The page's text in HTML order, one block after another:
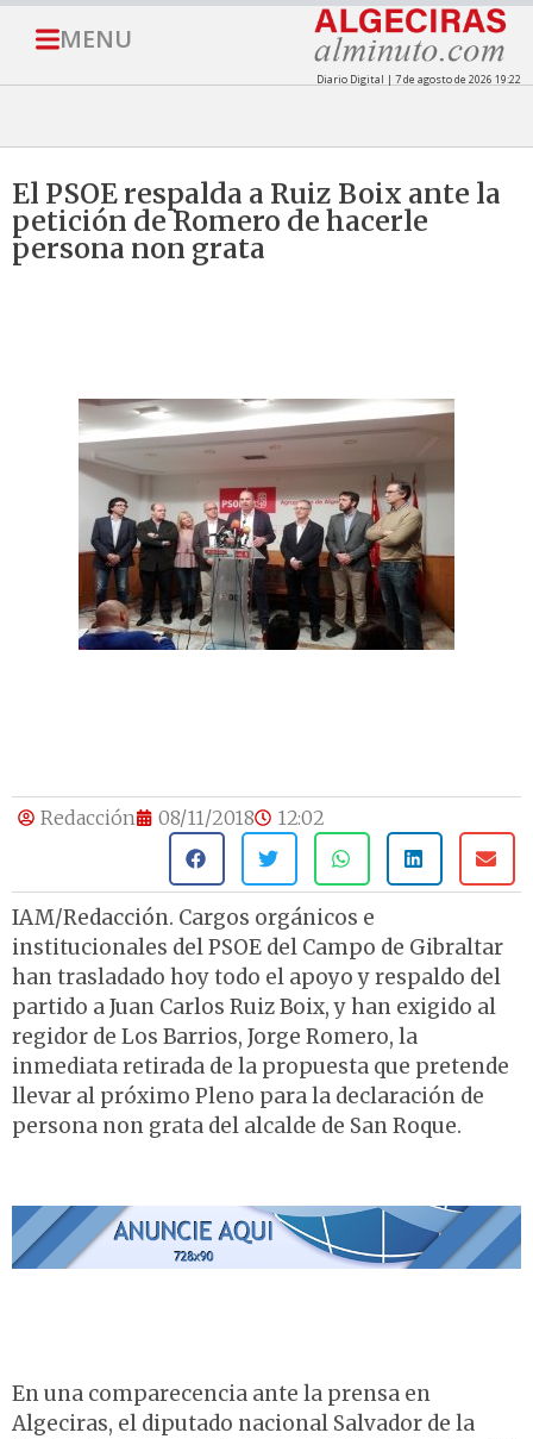
MENU
Diario Digital | 7 de agosto de 2026 19:22
El PSOE respalda a Ruiz Boix ante la
petición de Romero de hacerle
persona non grata
Redacción 08/11/2018 12:02
IAM/Redacción. Cargos orgánicos e
institucionales del PSOE del Campo de Gibraltar
han trasladado hoy todo el apoyo y respaldo del
partido a Juan Carlos Ruiz Boix, y han exigido al
regidor de Los Barrios, Jorge Romero, la
inmediata retirada de la propuesta que pretende
llevar al próximo Pleno para la declaración de
persona non grata del alcalde de San Roque.
En una comparecencia ante la prensa en
Algeciras, el diputado nacional Salvador de la